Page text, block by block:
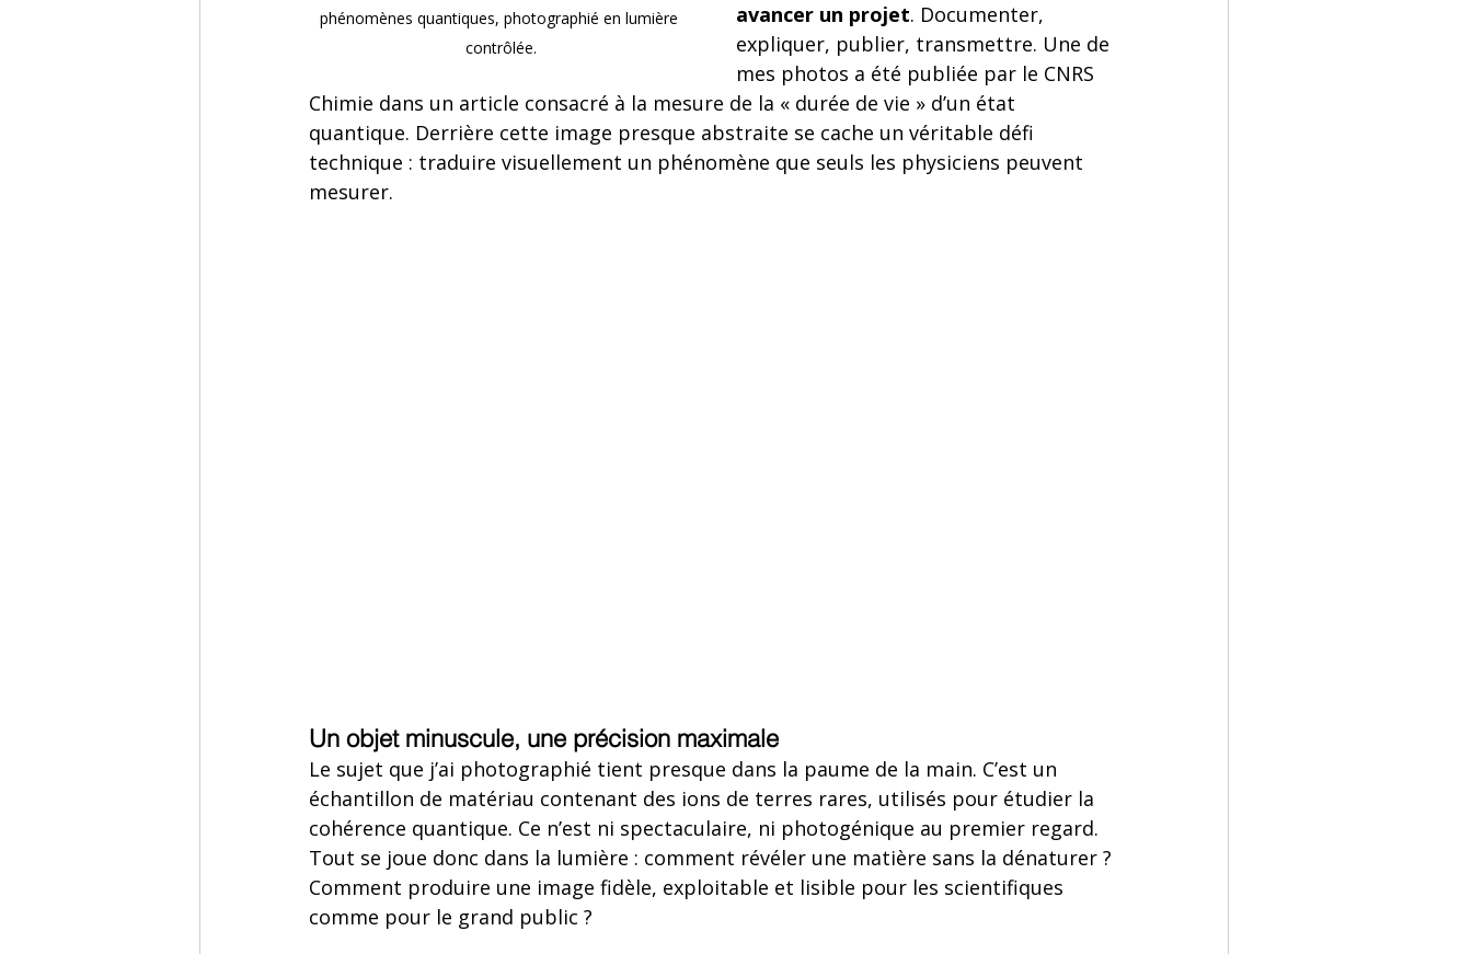
phénomènes quantiques, photographié en lumière
contrôlée.
avancer un projet. Documenter,
expliquer, publier, transmettre. Une de
mes photos a été publiée par le CNRS
Chimie dans un article consacré à la mesure de la « durée de vie » d’un état
quantique. Derrière cette image presque abstraite se cache un véritable défi
technique : traduire visuellement un phénomène que seuls les physiciens peuvent
mesurer.
Un objet minuscule, une précision maximale
Le sujet que j’ai photographié tient presque dans la paume de la main. C’est un
échantillon de matériau contenant des ions de terres rares, utilisés pour étudier la
cohérence quantique. Ce n’est ni spectaculaire, ni photogénique au premier regard.
Tout se joue donc dans la lumière : comment révéler une matière sans la dénaturer ?
Comment produire une image fidèle, exploitable et lisible pour les scientifiques
comme pour le grand public ?